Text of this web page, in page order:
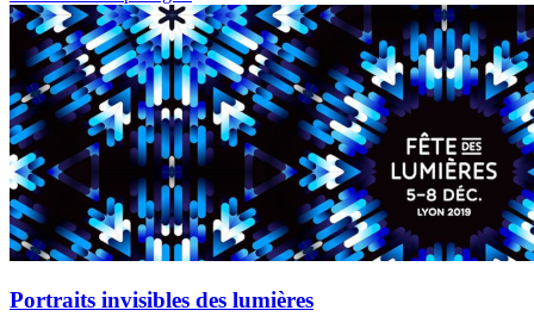
Portraits invisibles des lumières